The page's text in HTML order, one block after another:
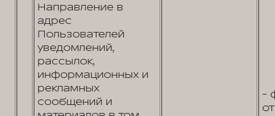
Направление в
адрес
Пользователей
уведомлений,
рассылок,
информационных и
рекламных
сообщений и
-